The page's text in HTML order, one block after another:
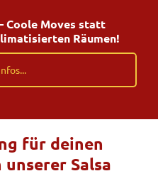
Coole Moves statt
Räumen!
für deinen
Salsa